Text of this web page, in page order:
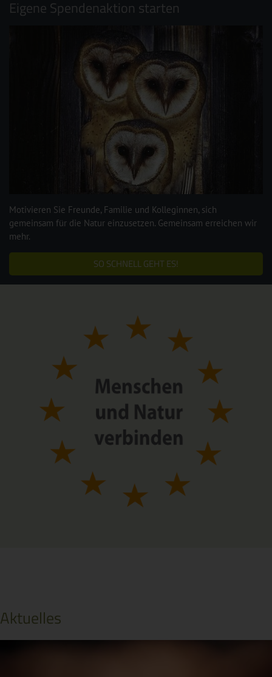
Eigene Spendenaktion starten
Motivieren Sie Freunde, Familie und Kolleginnen, sich
gemeinsam für die Natur einzusetzen. Gemeinsam erreichen wir
mehr.
SO SCHNELL GEHT ES!
Aktuelles